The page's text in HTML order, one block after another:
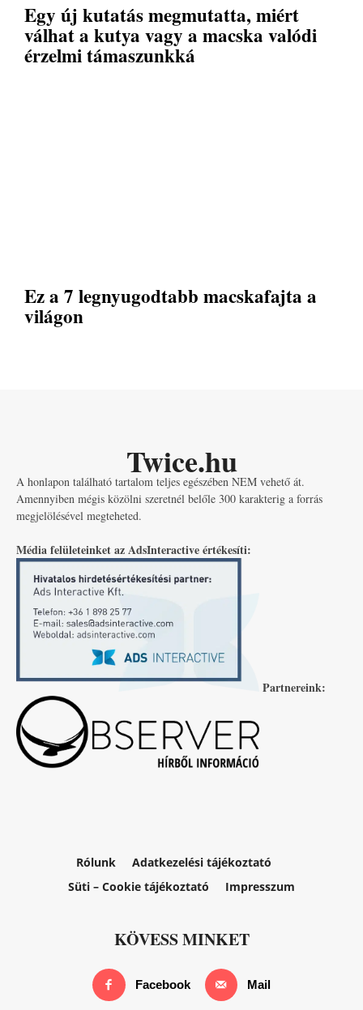
Egy új kutatás megmutatta, miért
válhat a kutya vagy a macska valódi
érzelmi támaszunkká
Ez a 7 legnyugodtabb macskafajta a
világon
Twice.hu
A honlapon található tartalom teljes egészében NEM vehető át.
Amennyiben mégis közölni szeretnél belőle 300 karakterig a forrás
megjelölésével megteheted.
Média felületeinket az AdsInteractive értékesíti:
Partnereink:
Rólunk
Adatkezelési tájékoztató
Süti – Cookie tájékoztató
Impresszum
KÖVESS MINKET
Facebook Mail